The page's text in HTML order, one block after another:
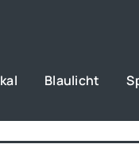
Blaulicht